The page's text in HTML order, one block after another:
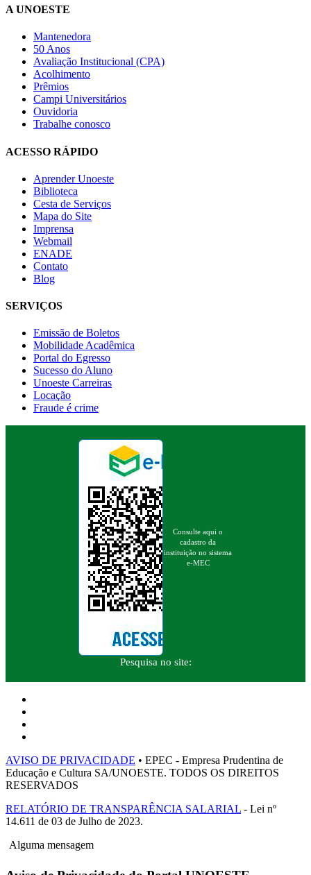
A UNOESTE
Mantenedora
50 Anos
Avaliação Institucional (CPA)
Acolhimento
Prêmios
Campi Universitários
Ouvidoria
Trabalhe conosco
ACESSO RÁPIDO
Aprender Unoeste
Biblioteca
Cesta de Serviços
Mapa do Site
Imprensa
Webmail
ENADE
Contato
Blog
SERVIÇOS
Emissão de Boletos
Mobilidade Acadêmica
Portal do Egresso
Sucesso do Aluno
Unoeste Carreiras
Locação
Fraude é crime
Consulte aqui o
cadastro da
instituição no sistema
e-MEC
Pesquisa no site:
AVISO DE PRIVACIDADE • EPEC - Empresa Prudentina de
Educação e Cultura SA/UNOESTE. TODOS OS DIREITOS
RESERVADOS
RELATÓRIO DE TRANSPARÊNCIA SALARIAL - Lei nº
14.611 de 03 de Julho de 2023.
Alguma mensagem